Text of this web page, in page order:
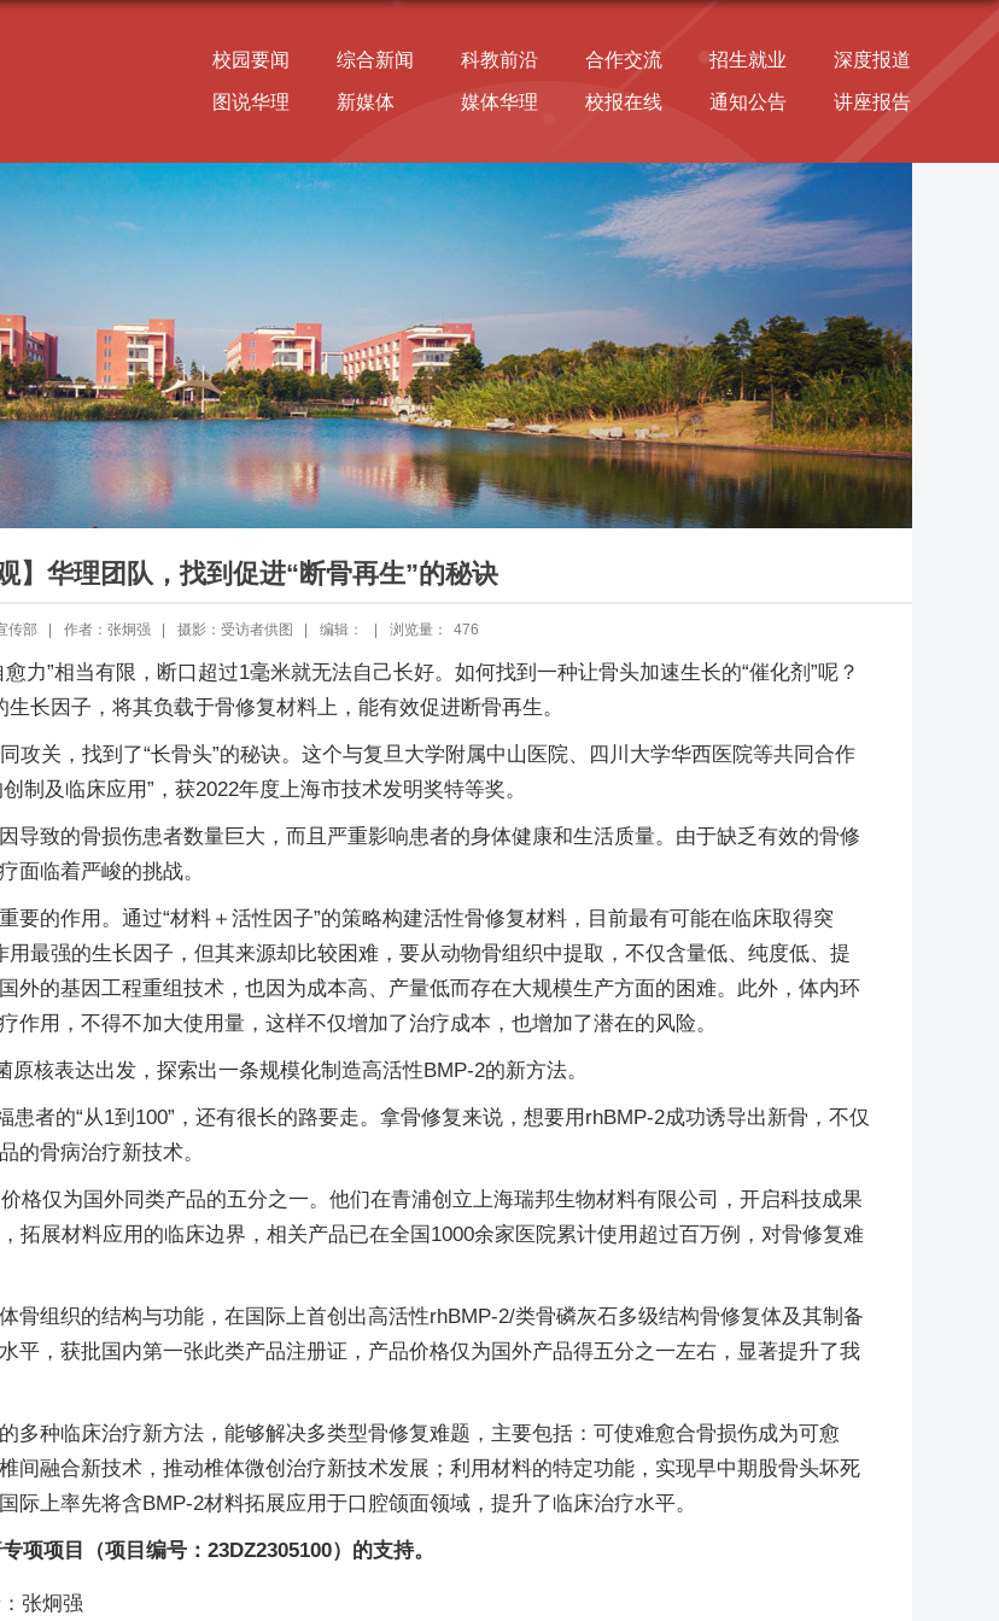
校园要闻 综合新闻 科教前沿 合作交流 招生就业 深度报道
图说华理 新媒体 媒体华理 校报在线 通知公告 讲座报告
观】华理团队，找到促进“断骨再生”的秘诀
传部 | 作者：张炯强 | 摄影：受访者供图 | 编辑： | 浏览量： 476
力”相当有限，断口超过1毫米就无法自己长好。如何找到一种让骨头加速生长的“催化剂”呢？
长因子，将其负载于骨修复材料上，能有效促进断骨再生。
攻关，找到了“长骨头”的秘诀。这个与复旦大学附属中山医院、四川大学华西医院等共同合作
制及临床应用”，获2022年度上海市技术发明奖特等奖。
导致的骨损伤患者数量巨大，而且严重影响患者的身体健康和生活质量。由于缺乏有效的骨修
面临着严峻的挑战。
要的作用。通过“材料＋活性因子”的策略构建活性骨修复材料，目前最有可能在临床取得突
最强的生长因子，但其来源却比较困难，要从动物骨组织中提取，不仅含量低、纯度低、提
外的基因工程重组技术，也因为成本高、产量低而存在大规模生产方面的困难。此外，体内环
用，不得不加大使用量，这样不仅增加了治疗成本，也增加了潜在的风险。
核表达出发，探索出一条规模化制造高活性BMP-2的新方法。
患者的“从1到100”，还有很长的路要走。拿骨修复来说，想要用rhBMP-2成功诱导出新骨，不仅
的骨病治疗新技术。
格仅为国外同类产品的五分之一。他们在青浦创立上海瑞邦生物材料有限公司，开启科技成果
拓展材料应用的临床边界，相关产品已在全国1000余家医院累计使用超过百万例，对骨修复难
骨组织的结构与功能，在国际上首创出高活性rhBMP-2/类骨磷灰石多级结构骨修复体及其制备
平，获批国内第一张此类产品注册证，产品价格仅为国外产品得五分之一左右，显著提升了我
多种临床治疗新方法，能够解决多类型骨修复难题，主要包括：可使难愈合骨损伤成为可愈
间融合新技术，推动椎体微创治疗新技术发展；利用材料的特定功能，实现早中期股骨头坏死
上率先将含BMP-2材料拓展应用于口腔颌面领域，提升了临床治疗水平。
项项目（项目编号：23DZ2305100）的支持。
张炯强